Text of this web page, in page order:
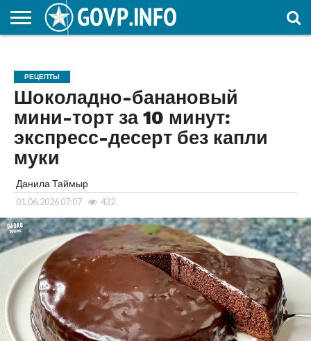
ОБРАЗОВАНИЕ
РЕЦЕПТЫ
Шоколадно-банановый
мини-торт за 10 минут:
экспресс-десерт без капли
муки
Данила Таймыр
01.06.2026 07:07 432